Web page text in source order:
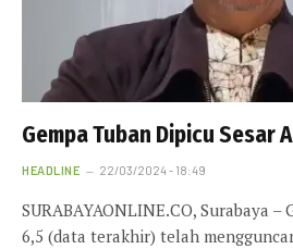
Gempa Tuban Dipicu Sesar
HEADLINE 22/03/2024 - 18:49
SURABAYAONLINE.CO, Surabaya –
6,5 (data terakhir) telah